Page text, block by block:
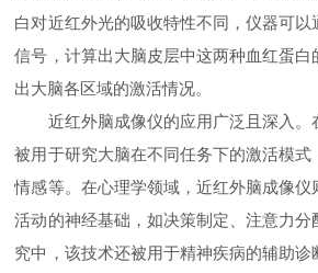
白对近红外光的吸收特性不同，仪器可
信号，计算出大脑皮层中这两种血红蛋
出大脑各区域的激活情况。
近红外脑成像仪的应用广泛且深入。
被用于研究大脑在不同任务下的激活模式
情感等。在心理学领域，近红外脑成像仪
活动的神经基础，如决策制定、注意力
究中，该技术还被用于精神疾病的辅助